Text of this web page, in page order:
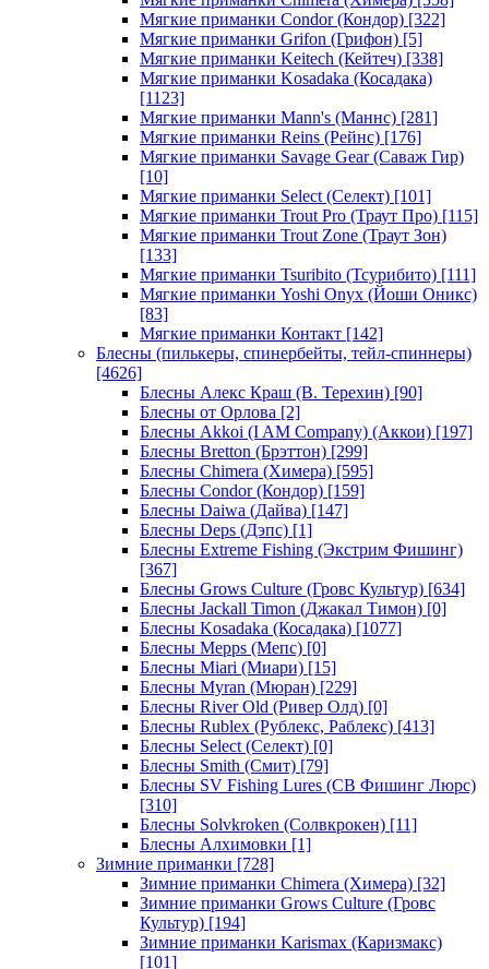
Мягкие приманки Condor (Кондор) [322]
Мягкие приманки Grifon (Грифон) [5]
Мягкие приманки Keitech (Кейтеч) [338]
Мягкие приманки Kosadaka (Косадака)
[1123]
Мягкие приманки Mann's (Маннс) [281]
Мягкие приманки Reins (Рейнс) [176]
Мягкие приманки Savage Gear (Саваж Гир)
[10]
Мягкие приманки Select (Селект) [101]
Мягкие приманки Trout Pro (Траут Про) [115]
Мягкие приманки Trout Zone (Траут Зон)
[133]
Мягкие приманки Tsuribito (Тсурибито) [111]
Мягкие приманки Yoshi Onyx (Йоши Оникс)
[83]
Мягкие приманки Контакт [142]
Блесны (пилькеры, спинербейты, тейл-спиннеры)
[4626]
Блесны Алекс Краш (В. Терехин) [90]
Блесны от Орлова [2]
Блесны Akkoi (I AM Company) (Аккои) [197]
Блесны Bretton (Брэттон) [299]
Блесны Chimera (Химера) [595]
Блесны Condor (Кондор) [159]
Блесны Daiwa (Дайва) [147]
Блесны Deps (Дэпс) [1]
Блесны Extreme Fishing (Экстрим Фишинг)
[367]
Блесны Grows Culture (Гровс Культур) [634]
Блесны Jackall Timon (Джакал Тимон) [0]
Блесны Kosadaka (Косадака) [1077]
Блесны Mepps (Мепс) [0]
Блесны Miari (Миари) [15]
Блесны Myran (Мюран) [229]
Блесны River Old (Ривер Олд) [0]
Блесны Rublex (Рублекс, Раблекс) [413]
Блесны Select (Селект) [0]
Блесны Smith (Смит) [79]
Блесны SV Fishing Lures (СВ Фишинг Люрс)
[310]
Блесны Solvkroken (Солвкрокен) [11]
Блесны Алхимовки [1]
Зимние приманки [728]
Зимние приманки Chimera (Химера) [32]
Зимние приманки Grows Culture (Гровс
Культур) [194]
Зимние приманки Karismax (Каризмакс)
[101]